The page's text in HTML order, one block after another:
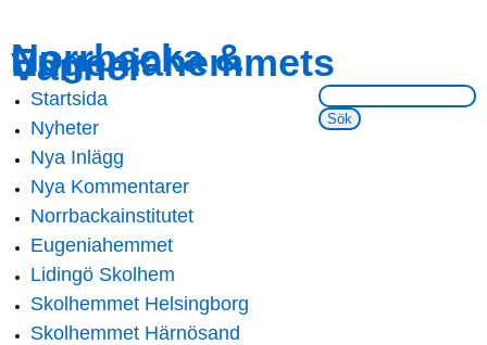
main
content
navigation
Norrbacka &
Eugeniahemmets
Vänner
Sök på webbsidan:
Main menu
Startsida
Nyheter
Nya Inlägg
Nya Kommentarer
Norrbackainstitutet
Eugeniahemmet
Lidingö Skolhem
Skolhemmet Helsingborg
Skolhemmet Härnösand